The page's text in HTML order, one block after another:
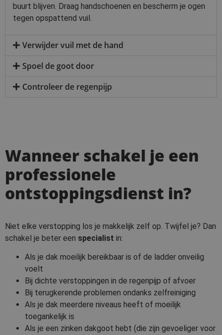
buurt blijven. Draag handschoenen en bescherm je ogen
tegen opspattend vuil.
Verwijder vuil met de hand
Spoel de goot door
Controleer de regenpijp
Wanneer schakel je een
professionele
ontstoppingsdienst in?
Niet elke verstopping los je makkelijk zelf op. Twijfel je? Dan
schakel je beter een specialist in:
Als je dak moeilijk bereikbaar is of de ladder onveilig
voelt
Bij dichte verstoppingen in de regenpijp of afvoer
Bij terugkerende problemen ondanks zelfreiniging
Als je dak meerdere niveaus heeft of moeilijk
toegankelijk is
Als je een zinken dakgoot hebt (die zijn gevoeliger voor